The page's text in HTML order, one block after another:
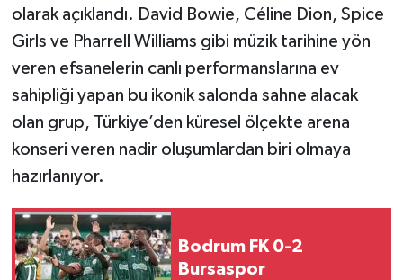
olarak açıklandı. David Bowie, Céline Dion, Spice
Girls ve Pharrell Williams gibi müzik tarihine yön
veren efsanelerin canlı performanslarına ev
sahipliği yapan bu ikonik salonda sahne alacak
olan grup, Türkiye’den küresel ölçekte arena
konseri veren nadir oluşumlardan biri olmaya
hazırlanıyor.
Bodrum FK 0-2
Bursaspor